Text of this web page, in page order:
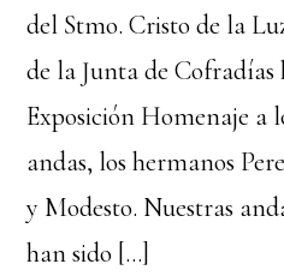
del Stmo. Cristo de la
de la Junta de
Exposición Homenaje a
andas, los hermanos
y Modesto. Nuestras
han sido […]